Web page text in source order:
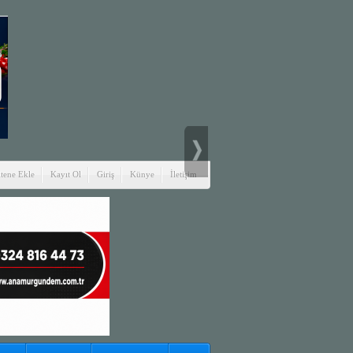
Ekle Kayıt Ol Giriş Künye İletişim